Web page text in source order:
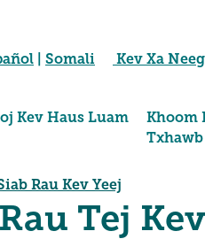
Somali Kev Xa
Kev Haus Luam
Khoom
Rau Kev Yeej
Tej Kev